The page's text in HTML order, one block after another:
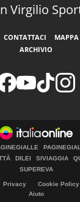
Virgilio
CONTATTACI MAPPA
ARCHIVIO
DILEI SIVIAGGIA
SUPEREVA
Privacy Cookie Policy
Aiuto